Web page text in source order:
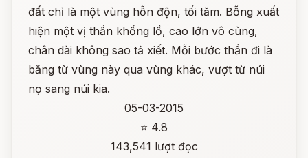
đất chỉ là một vùng hỗn độn, tối tăm. Bỗng xuất
hiện một vị thần khổng lồ, cao lớn vô cùng,
chân dài không sao tả xiết. Mỗi bước thần đi là
băng từ vùng này qua vùng khác, vượt từ núi
nọ sang núi kia.
05-03-2015
⭐ 4.8
143,541 lượt đọc